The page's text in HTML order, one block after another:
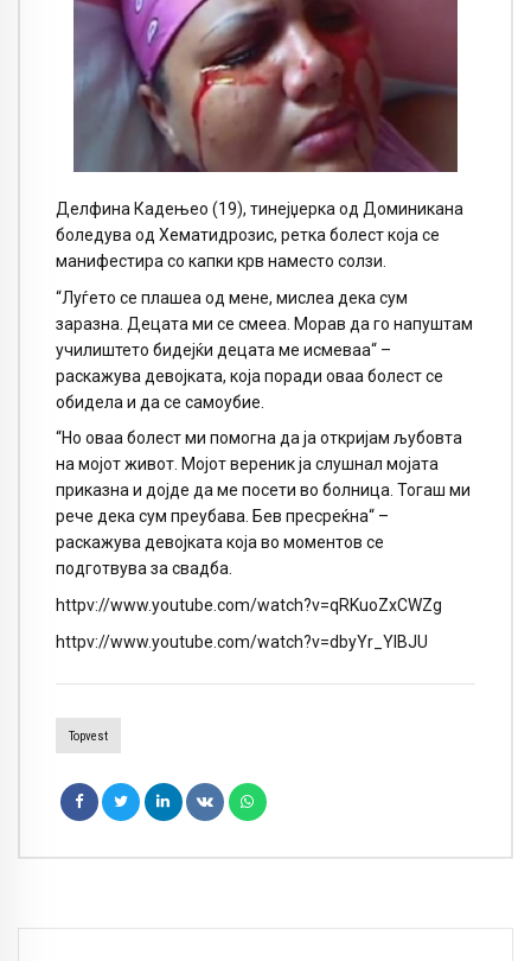
Делфина Кадењео (19), тинејџерка од Доминикана
боледува од Хематидрозис, ретка болест која се
манифестира со капки крв наместо солзи.
“Луѓето се плашеа од мене, мислеа дека сум
заразна. Децата ми се смееа. Морав да го напуштам
училиштето бидејќи децата ме исмеваа“ –
раскажува девојката, која поради оваа болест се
обидела и да се самоубие.
“Но оваа болест ми помогна да ја откријам љубовта
на мојот живот. Мојот вереник ја слушнал мојата
приказна и дојде да ме посети во болница. Тогаш ми
рече дека сум преубава. Бев пресреќна“ –
раскажува девојката која во моментов се
подготвува за свадба.
httpv://www.youtube.com/watch?v=qRKuoZxCWZg
httpv://www.youtube.com/watch?v=dbyYr_YlBJU
Topvest